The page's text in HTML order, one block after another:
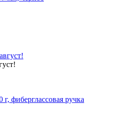
фиберглассовая ручка